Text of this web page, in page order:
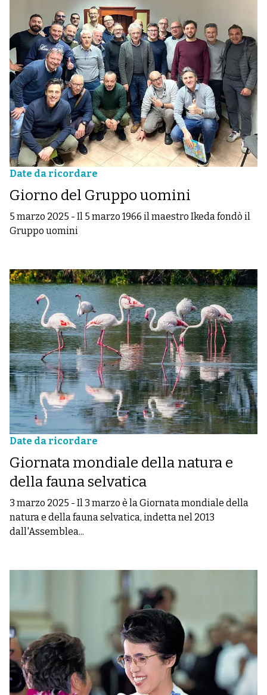
Date da ricordare
Giorno del Gruppo uomini
5 marzo 2025 - Il 5 marzo 1966 il maestro Ikeda fondò il
Gruppo uomini
Date da ricordare
Giornata mondiale della natura e
della fauna selvatica
3 marzo 2025 - Il 3 marzo è la Giornata mondiale della
natura e della fauna selvatica, indetta nel 2013
dall'Assemblea...